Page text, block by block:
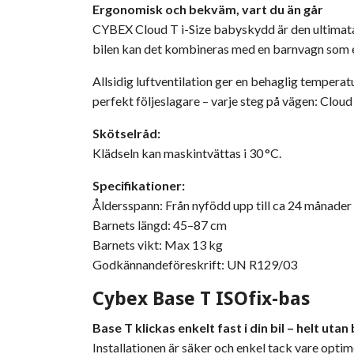
Ergonomisk och bekväm, vart du än går
CYBEX Cloud T i-Size babyskydd är den
bilen kan det kombineras med en barnvagn
Allsidig luftventilation ger en behaglig
perfekt följeslagare – varje steg på vägen:
Skötselråd:
Klädseln kan maskintvättas i 30 °C.
Specifikationer:
Åldersspann: Från nyfödd upp till ca 24 månader
Barnets längd: 45–87 cm
Barnets vikt: Max 13 kg
Godkännandeföreskrift: UN R129/03
Cybex Base T ISOfix-bas
Base T klickas enkelt fast i din bil – helt utan
Installationen är säker och enkel tack vare